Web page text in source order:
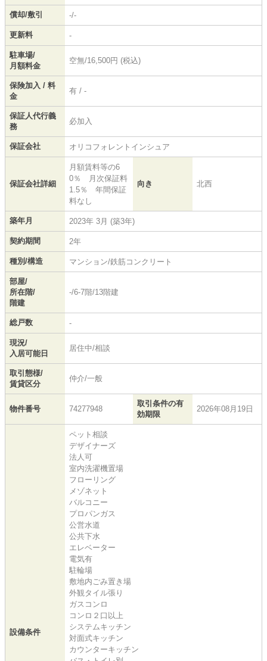
償却/敷引 -/-
更新料 -
駐車場/
月額料金
空無/16,500円 (税込)
保険加入 / 料
金
有 / -
保証人代行義
務
必加入
保証会社 オリコフォレントインシュア
保証会社詳細
月額賃料等の6
0％ 月次保証料
1.5％ 年間保証
料なし
向き 北西
築年月 2023年 3月 (築3年)
契約期間 2年
種別/構造 マンション/鉄筋コンクリート
部屋/
所在階/
階建
-/6-7階/13階建
総戸数 -
現況/
入居可能日
居住中/相談
取引態様/
賃貸区分
仲介/一般
物件番号 74277948
取引条件の有
効期限
2026年08月19日
設備条件
ペット相談
デザイナーズ
法人可
室内洗濯機置場
フローリング
メゾネット
バルコニー
プロパンガス
公営水道
公共下水
エレベーター
電気有
駐輪場
敷地内ごみ置き場
外観タイル張り
ガスコンロ
コンロ２口以上
システムキッチン
対面式キッチン
カウンターキッチン